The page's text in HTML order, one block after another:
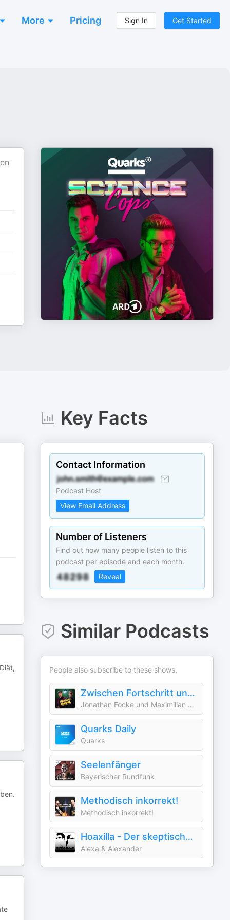
More Pricing Sign In Get Started
Key Facts
Contact Information
Podcast Host
View Email Address
Number of Listeners
Find out how many people listen to this
podcast per episode and each month.
Reveal
Similar Podcasts
People also subscribe to these shows.
Zwischen Fortschritt und Frevel
Jonathan Focke und Maximilian Doeckel
Quarks Daily
Quarks
Seelenfänger
Bayerischer Rundfunk
Methodisch inkorrekt!
Methodisch inkorrekt!
Hoaxilla - Der skeptische Podcast
Alexa & Alexander